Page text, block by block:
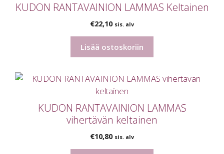
KUDON RANTAVAINION LAMMAS Keltainen
€22,10 sis. alv
Lisää ostoskoriin
KUDON RANTAVAINION LAMMAS
vihertävän keltainen
€10,80 sis. alv